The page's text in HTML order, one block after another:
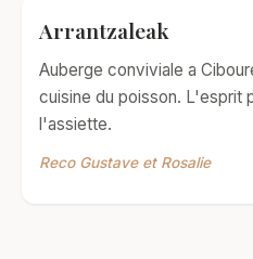
Arrantzaleak
Auberge conviviale a
cuisine du poisson. L'esprit
l'assiette.
Reco Gustave et Rosalie